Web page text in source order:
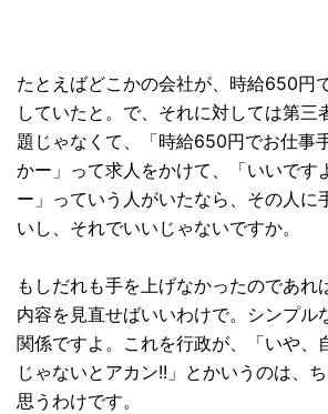
たとえばどこかの会社が、時給650円
していたと。で、それに対しては第三
題じゃなくて、「時給650円でお仕事
かー」って求人をかけて、「いいです
ー」っていう人がいたなら、その人に
いし、それでいいじゃないですか。
もしだれも手を上げなかったのであれ
内容を見直せばいいわけで。シンプル
関係ですよ。これを行政が、「いや、
じゃないとアカン!!」とかいうのは、
思うわけです。